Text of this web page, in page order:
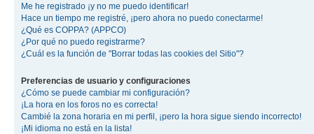
Me he registrado ¡y no me puedo identificar!
Hace un tiempo me registré, ¡pero ahora no puedo conectarme!
¿Qué es COPPA? (APPCO)
¿Por qué no puedo registrarme?
¿Cuál es la función de "Borrar todas las cookies del Sitio"?
Preferencias de usuario y configuraciones
¿Cómo se puede cambiar mi configuración?
¡La hora en los foros no es correcta!
Cambié la zona horaria en mi perfil, ¡pero la hora sigue siendo incorrecto!
¡Mi idioma no está en la lista!